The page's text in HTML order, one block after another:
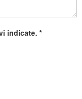
indicate. *